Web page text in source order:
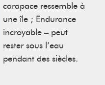
carapace ressemble à
une île ; Endurance
incroyable – peut
rester sous l’eau
pendant des siècles.